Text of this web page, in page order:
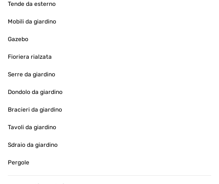
bequem auf dem Heizkörper aufhängen und sie trocknen schnell
Energiekosten, da ich die Handtücher nicht mehr im Trockner
dabei geholfen, den Heizkörper in kürzester Zeit an der Wand zu
schätze, ist, dass der Handtuchheizkörper sehr platzsparend ist.
viel Platz einnehmen würde, aber das war nicht der Fall. Der
in mein Badezimmer ein. Insgesamt bin ich sehr zufrieden mit dem
installieren und platzsparend. Wenn Sie nach einer praktischen
Lösung suchen, um Ihre Handtücher zu trocknen und gleichzeitig
die perfekte Wahl!
Amazon-Benutzer
Tende da esterno
Mobili da giardino
Gazebo
Fioriera rialzata
Serre da giardino
Dondolo da giardino
Bracieri da giardino
Tavoli da giardino
Sdraio da giardino
Pergole